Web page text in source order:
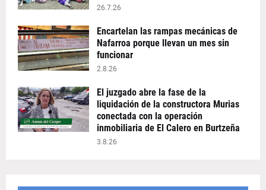
26.7.26
Encartelan las rampas mecánicas de
Nafarroa porque llevan un mes sin
funcionar
2.8.26
El juzgado abre la fase de la
liquidación de la constructora Murias
conectada con la operación
inmobiliaria de El Calero en Burtzeña
3.8.26